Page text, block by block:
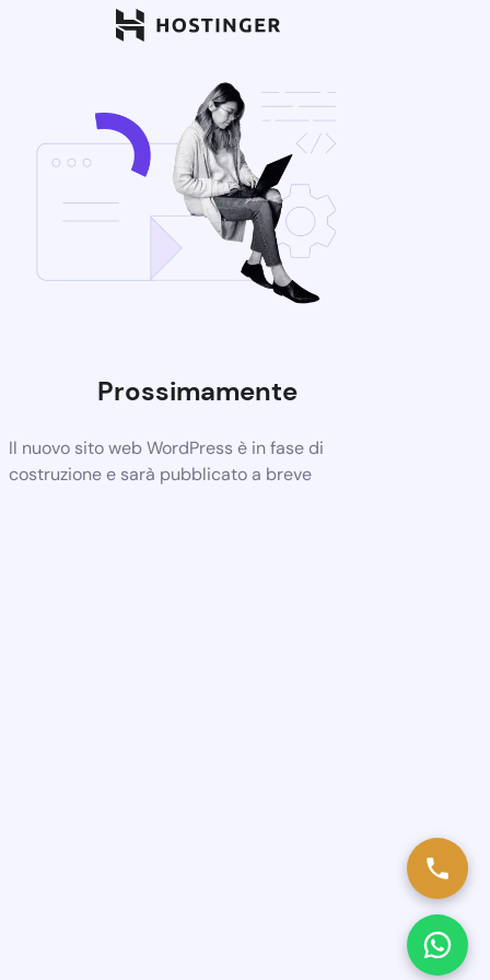
Prossimamente
Il nuovo sito web WordPress è in fase di
costruzione e sarà pubblicato a breve